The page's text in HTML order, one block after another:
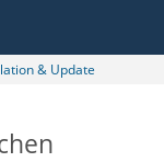
& Update